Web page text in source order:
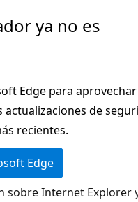
ya no es
Edge para aprovechar
actualizaciones de
recientes.
Edge
sobre Internet Explorer